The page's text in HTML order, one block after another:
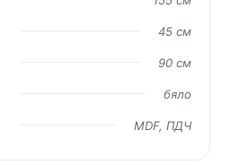
45 см
90 см
бяло
MDF, ПДЧ